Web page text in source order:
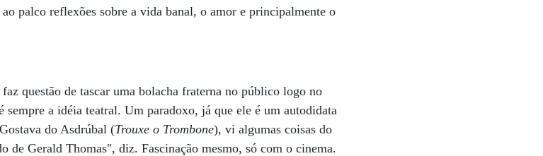
palco reflexões sobre a vida banal, o amor e principalmente o
questão de tascar uma bolacha fraterna no público logo no
sempre a idéia teatral. Um paradoxo, já que ele é um autodidata
do Asdrúbal (Trouxe o Trombone), vi algumas coisas do
de Gerald Thomas", diz. Fascinação mesmo, só com o cinema.